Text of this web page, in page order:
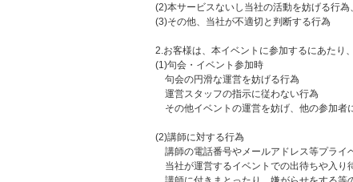
(2)本サービスないし当社の活動を妨げる行
(3)その他、当社が不適切と判断する行為
2.お客様は、本イベントに参加するにあたり
(1)句会・イベント参加時
句会の円滑な運営を妨げる行為
運営スタッフの指示に従わない行為
その他イベントの運営を妨げ、他の参加者
(2)講師に対する行為
講師の電話番号やメールアドレス等プライ
当社が運営するイベントでの出待ちや入り